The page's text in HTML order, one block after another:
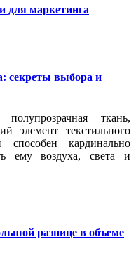
для маркетинга
секреты выбора и
ткань,
элемент текстильного
способен кардинально
ему воздуха, света и
разнице в объеме